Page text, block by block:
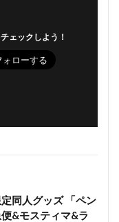
ェックしよう！
同人グッズ 「ペン
&モスティマ&ラ